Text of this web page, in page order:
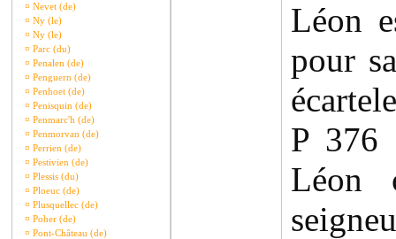
¤ Nevet (de)
¤ Ny (le)
¤ Ny (le)
¤ Parc (du)
¤ Penalen (de)
¤ Penguern (de)
¤ Penhoet (de)
¤ Penisquin (de)
¤ Penmarc'h (de)
¤ Penmorvan (de)
¤ Perrien (de)
¤ Pestivien (de)
¤ Plessis (du)
¤ Ploeuc (de)
¤ Plusquellec (de)
¤ Poher (de)
¤ Pont-Château (de)
Léon
pour
P
Léon